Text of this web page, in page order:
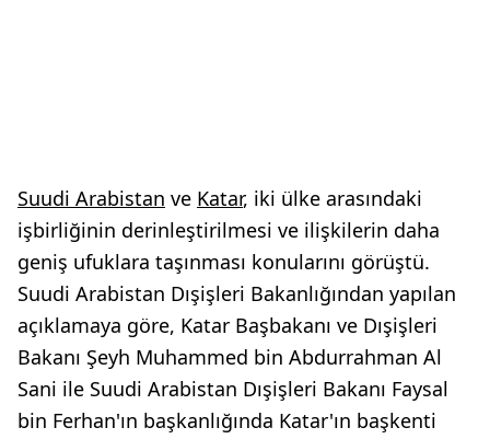
Suudi Arabistan ve Katar, iki ülke arasındaki
işbirliğinin derinleştirilmesi ve ilişkilerin daha
geniş ufuklara taşınması konularını görüştü.
Suudi Arabistan Dışişleri Bakanlığından yapılan
açıklamaya göre, Katar Başbakanı ve Dışişleri
Bakanı Şeyh Muhammed bin Abdurrahman Al
Sani ile Suudi Arabistan Dışişleri Bakanı Faysal
bin Ferhan'ın başkanlığında Katar'ın başkenti